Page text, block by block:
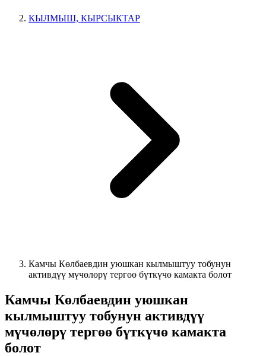
КЫЛМЫШ, КЫРСЫКТАР
Камчы Көлбаевдин уюшкан кылмыштуу тобунун
активдүү мүчөлөрү тергөө бүткүчө камакта болот
Камчы Көлбаевдин уюшкан
кылмыштуу тобунун активдүү
мүчөлөрү тергөө бүткүчө камакта
болот